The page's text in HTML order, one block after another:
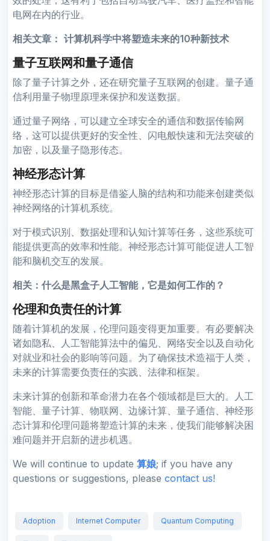
电网在内的行业。
相关文章： 计算机科学中将塑造未来的10种新技术
量子互联网和量子通信
除了量子计算之外，还在研究量子互联网的创建。量子通
信利用量子物理原理来保护和发送数据。
通过量子网络，可以建立全球安全的通信和数据传输网
络，这可以提供更好的安全性、闪电般快速和无法突破的
加密，以及量子隐形传态。
神经形态计算
神经形态计算的目标是借鉴人脑的结构和功能来创建类似
神经网络的计算机系统。
对于模式识别、数据处理和认知计算等任务，这些系统可
能提供更高的效率和性能。神经形态计算可能促进人工智
能和脑机交互的发展。
相关： 什么是黑盒子人工智能，它是如何工作的？
伦理和负责任的计算
随着计算机的发展，伦理问题变得更加重要。有必要解决
诸如隐私、人工智能算法中的偏见、网络安全以及自动化
对就业和社会的影响等问题。为了确保技术造福于人类，
未来的计算需要负责任的实践、法律和框架。
未来计算的创新和革命潜力在各个领域都是巨大的。人工
智能、量子计算、物联网、边缘计算、量子通信、神经形
态计算和伦理问题将塑造计算的未来，使我们能够解决困
难问题并开启新的进步机遇。
We will continue to update 算娘; if you have any
questions or suggestions, please contact us!
Adoption Internet Computer Quantum Computing